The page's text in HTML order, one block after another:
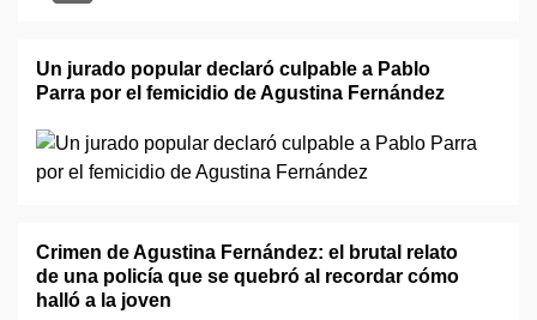
Un jurado popular declaró culpable a Pablo
Parra por el femicidio de Agustina Fernández
Crimen de Agustina Fernández: el brutal relato
de una policía que se quebró al recordar cómo
halló a la joven